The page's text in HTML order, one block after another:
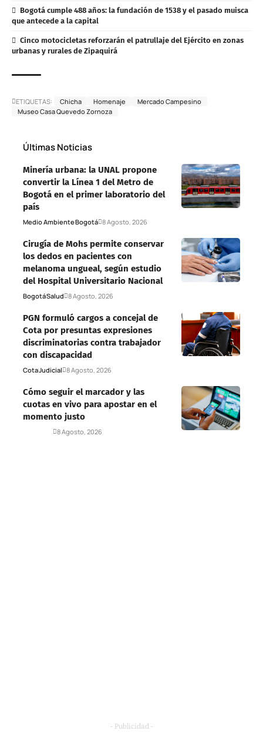
Bogotá cumple 488 años: la fundación de 1538 y el pasado muisca
que antecede a la capital
Cinco motocicletas reforzarán el patrullaje del Ejército en zonas
urbanas y rurales de Zipaquirá
ETIQUETAS: Chicha Homenaje
Mercado Campesino
Museo Casa Quevedo Zornoza
Últimas Noticias
Minería urbana: la UNAL propone
convertir la Línea 1 del Metro de
Bogotá en el primer laboratorio del
país
Medio AmbienteBogotá 8 Agosto, 2026
Cirugía de Mohs permite conservar
los dedos en pacientes con
melanoma ungueal, según estudio
del Hospital Universitario Nacional
BogotáSalud 8 Agosto, 2026
PGN formuló cargos a concejal de
Cota por presuntas expresiones
discriminatorias contra trabajador
con discapacidad
CotaJudicial 8 Agosto, 2026
Cómo seguir el marcador y las
cuotas en vivo para apostar en el
momento justo
8 Agosto, 2026
- Publicidad -